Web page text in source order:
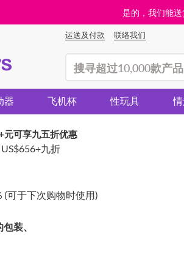
是的，我们能
运送及付款 联络我们
器 飞机杯 性玩具
元可享九五折优惠
US$656+九折
(可于下次购物时使用)
装、